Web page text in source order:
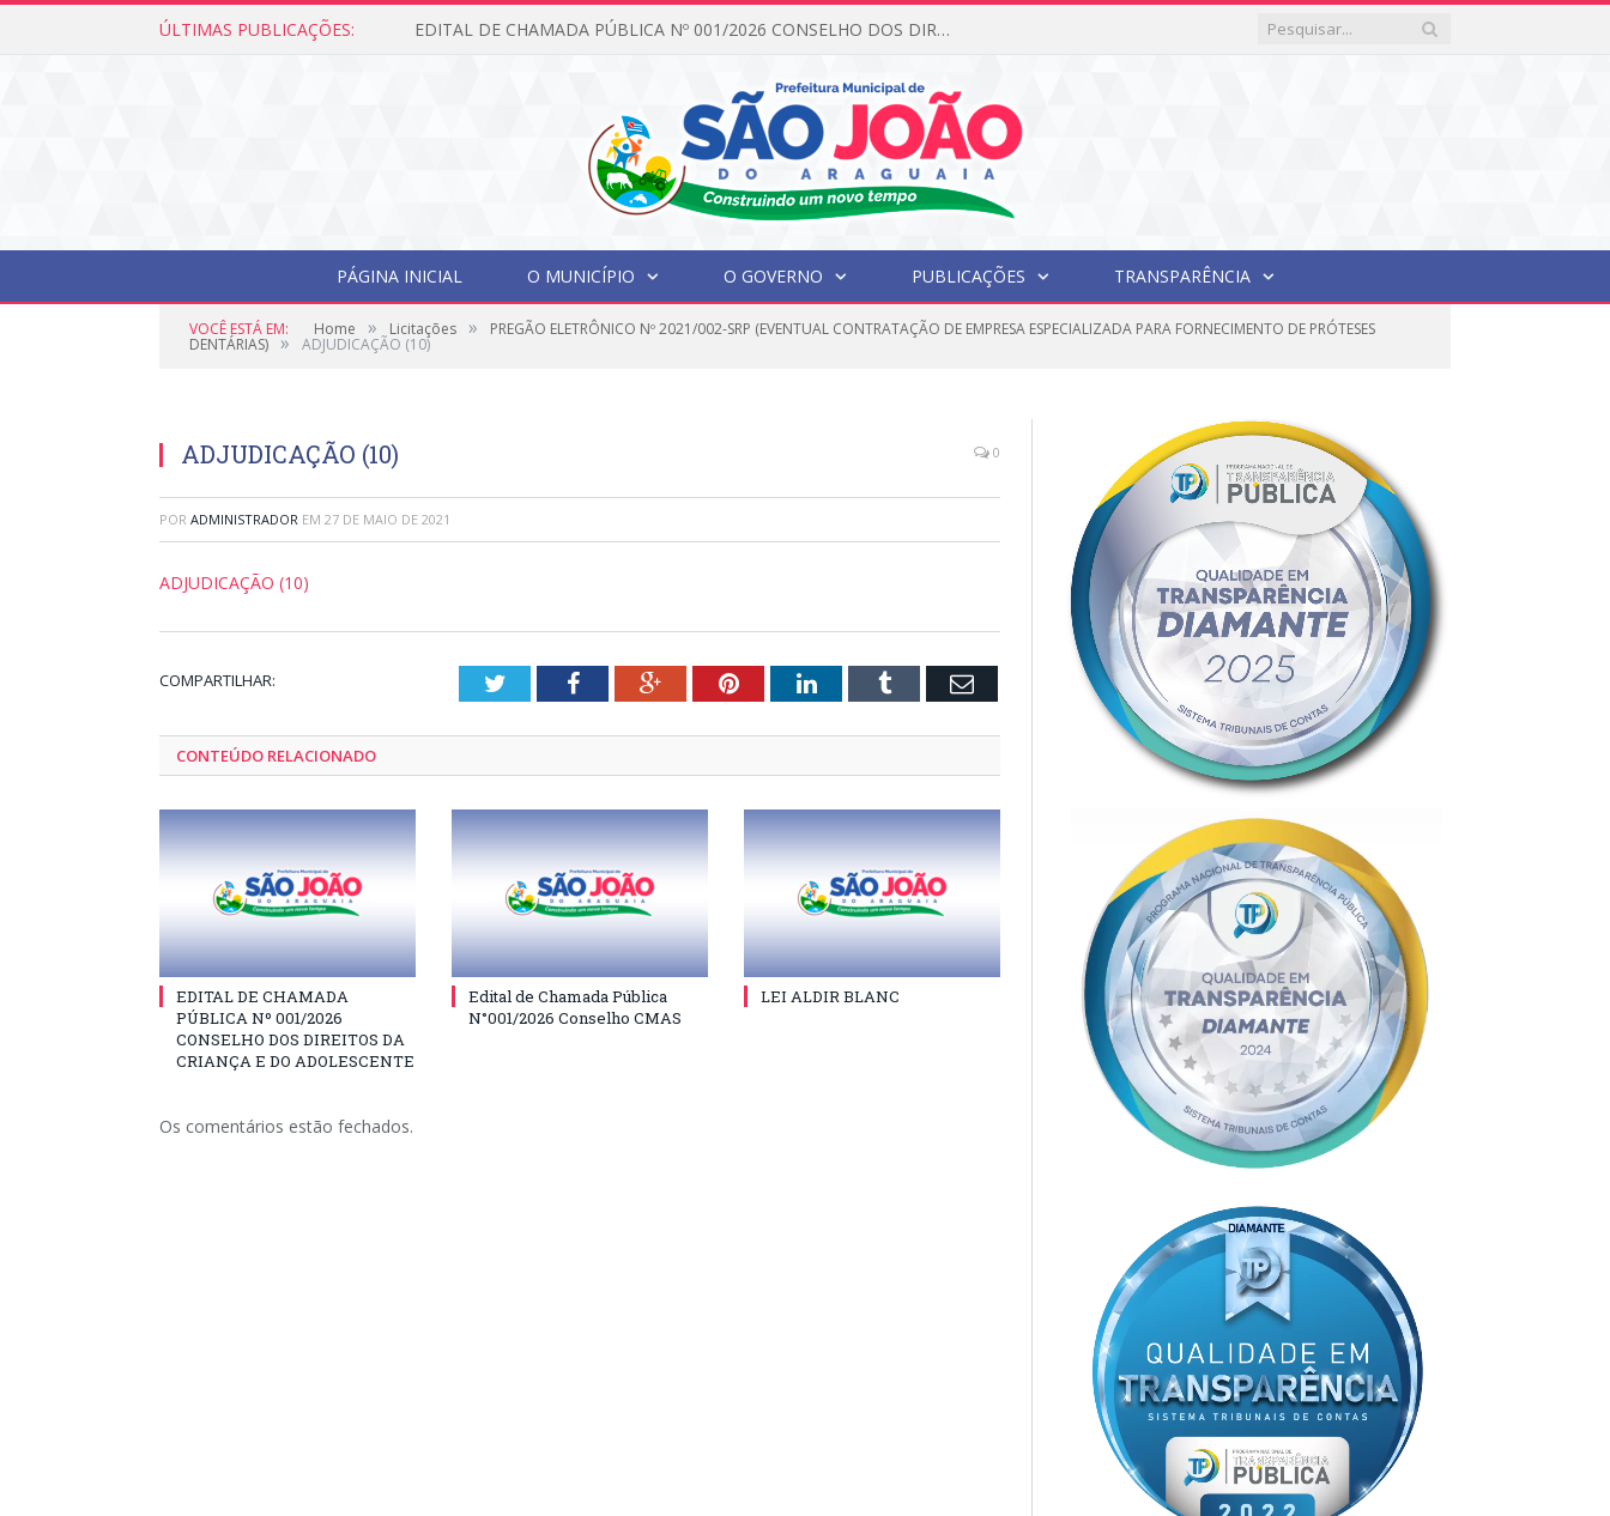
ÚLTIMAS PUBLICAÇÕES: EDITAL DE CHAMADA PÚBLICA Nº 001/2026 CONSELHO DOS DIREITOS DA CRIANÇA E DO ADOLESCENTE
PÁGINA INICIAL O MUNICÍPIO O GOVERNO PUBLICAÇÕES TRANSPARÊNCIA
VOCÊ ESTÁ EM: Home » Licitações » PREGÃO ELETRÔNICO Nº 2021/002-SRP (EVENTUAL CONTRATAÇÃO DE EMPRESA ESPECIALIZADA PARA FORNECIMENTO DE PRÓTESES
DENTÁRIAS) » ADJUDICAÇÃO (10)
ADJUDICAÇÃO (10) 0
POR ADMINISTRADOR EM 27 DE MAIO DE 2021
ADJUDICAÇÃO (10)
COMPARTILHAR: TwitterFacebookGoogle+PinterestLinkedInTumblr Email
CONTEÚDO RELACIONADO
EDITAL DE CHAMADA
PÚBLICA Nº 001/2026
CONSELHO DOS DIREITOS DA
CRIANÇA E DO ADOLESCENTE
Edital de Chamada Pública
N°001/2026 Conselho CMAS
LEI ALDIR BLANC
Os comentários estão fechados.